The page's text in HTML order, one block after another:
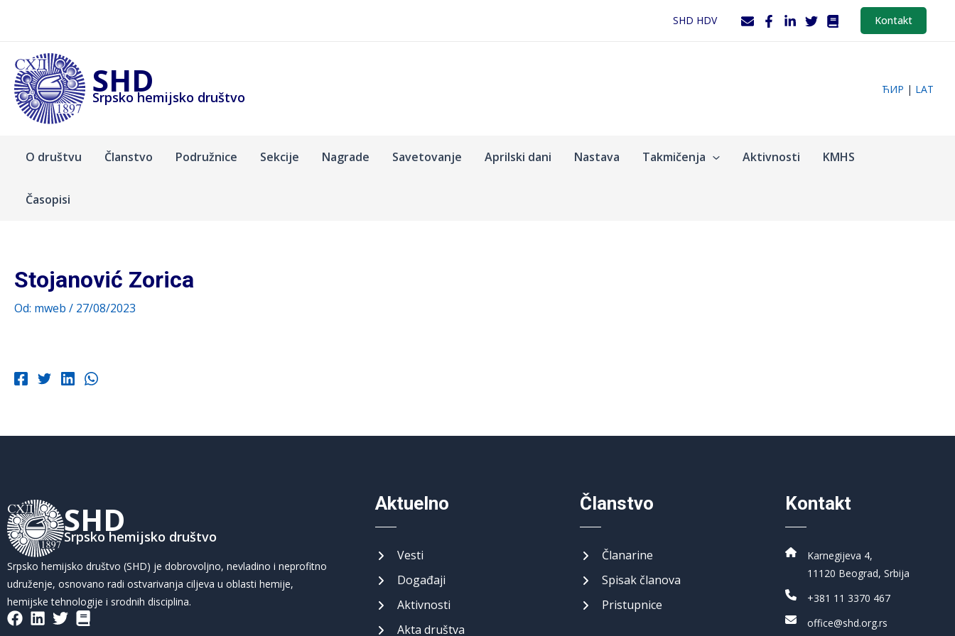
SHD HDV Kontakt
SHD
Srpsko hemijsko društvo ЋИР | LAT
O društvu Članstvo Podružnice Sekcije Nagrade Savetovanje Aprilski dani Nastava Takmičenja Aktivnosti KMHS
Časopisi
Stojanović Zorica
Od: mweb / 27/08/2023
SHD
Srpsko hemijsko društvo
Srpsko hemijsko društvo (SHD) je dobrovoljno, nevladino i neprofitno
udruženje, osnovano radi ostvarivanja ciljeva u oblasti hemije,
hemijske tehnologije i srodnih disciplina.
Aktuelno
Vesti
Događaji
Aktivnosti
Akta društva
Članstvo
Članarine
Spisak članova
Pristupnice
Kontakt
Karnegijeva 4,
11120 Beograd, Srbija
+381 11 3370 467
office@shd.org.rs